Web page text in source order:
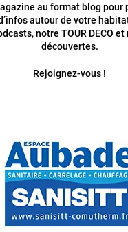
au format blog pour
autour de votre
notre TOUR DECO
découvertes.
Rejoignez-vous !